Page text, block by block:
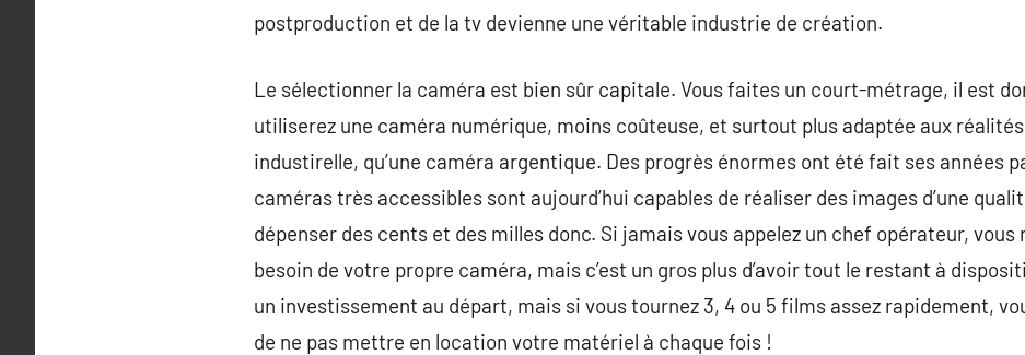
postproduction et de la tv devienne une véritable industrie de création.
Le sélectionner la caméra est bien sûr capitale. Vous faites un court-métrage, il est
utiliserez une caméra numérique, moins coûteuse, et surtout plus adaptée aux
industirelle, qu’une caméra argentique. Des progrès énormes ont été fait ses années
caméras très accessibles sont aujourd’hui capables de réaliser des images d’une
dépenser des cents et des milles donc. Si jamais vous appelez un chef opérateur, vous
besoin de votre propre caméra, mais c’est un gros plus d’avoir tout le restant à
un investissement au départ, mais si vous tournez 3, 4 ou 5 films assez rapidement,
de ne pas mettre en location votre matériel à chaque fois !